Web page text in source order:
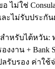
ไม่ใช่
ละไม่รับประกั
หรับไต้หวัน:
งาน + Bank
รับรอง ค่าใช้จ่